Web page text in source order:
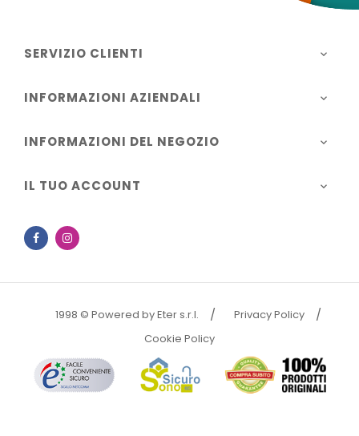
SERVIZIO CLIENTI 
INFORMAZIONI AZIENDALI 
INFORMAZIONI DEL NEGOZIO 
IL TUO ACCOUNT 
Facebook
1998 © Powered by Eter s.r.l.
Privacy Policy
Cookie Policy